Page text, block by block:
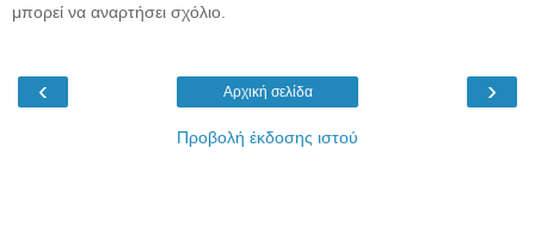
μπορεί να αναρτήσει σχόλιο.
‹ ›
Αρχική σελίδα
Προβολή έκδοσης ιστού